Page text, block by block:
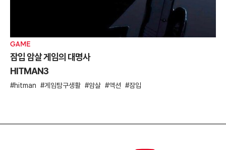
GAME
잠입 암살 게임의 대명사
HITMAN3
hitman 게임탐구생활 암살 액션 잠입